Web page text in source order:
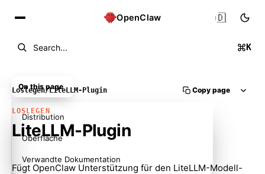
OpenClaw
Search... K
🇩🇪
Loslegen/LiteLLM-Plugin Copy page
LOSLEGEN
LiteLLM-Plugin
Fügt OpenClaw Unterstützung für den LiteLLM-Modell-
On this page
Distribution
Oberfläche
Verwandte Dokumentation